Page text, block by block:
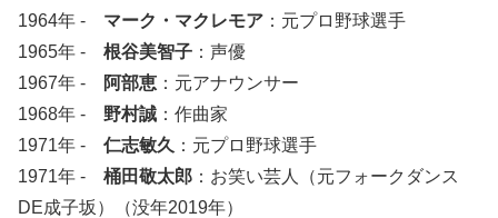
1964年 - マーク・マクレモア ：元プロ野球選手
1965年 - 根谷美智子 ：声優
1967年 -
阿部恵 ：元アナウンサー
1968年 - 野村誠 ：作曲家
1971年 - 仁志敏久 ：元プロ野球選手
1971年 - 桶田敬太郎 ：お笑い芸人（元フォークダンス
DE成子坂）（没年2019年）